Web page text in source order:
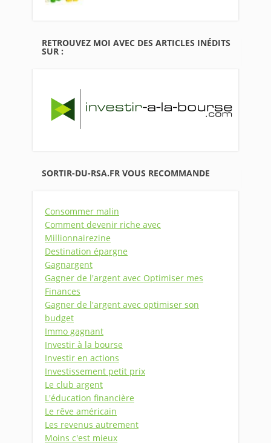
RETROUVEZ MOI AVEC DES ARTICLES INÉDITS
SUR :
SORTIR-DU-RSA.FR VOUS RECOMMANDE
Consommer malin
Comment devenir riche avec
Millionnairezine
Destination épargne
Gagnargent
Gagner de l'argent avec Optimiser mes
Finances
Gagner de l'argent avec optimiser son
budget
Immo gagnant
Investir à la bourse
Investir en actions
Investissement petit prix
Le club argent
L'éducation financière
Le rêve américain
Les revenus autrement
Moins c'est mieux